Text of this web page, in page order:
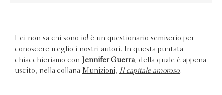
Lei non sa chi sono io! è un questionario semiserio per
conoscere meglio i nostri autori. In questa puntata
chiacchieriamo con
Jennifer Guerra , della quale è appena
uscito, nella collana Munizioni Il capitale amoroso.